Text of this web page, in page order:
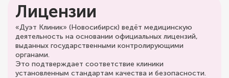
Лицензии
«Дуэт Клиник» (Новосибирск) ведёт медицинскую
деятельность на основании официальных лицензий,
выданных государственными контролирующими
органами.
Это подтверждает соответствие клиники
установленным стандартам качества и безопасности.